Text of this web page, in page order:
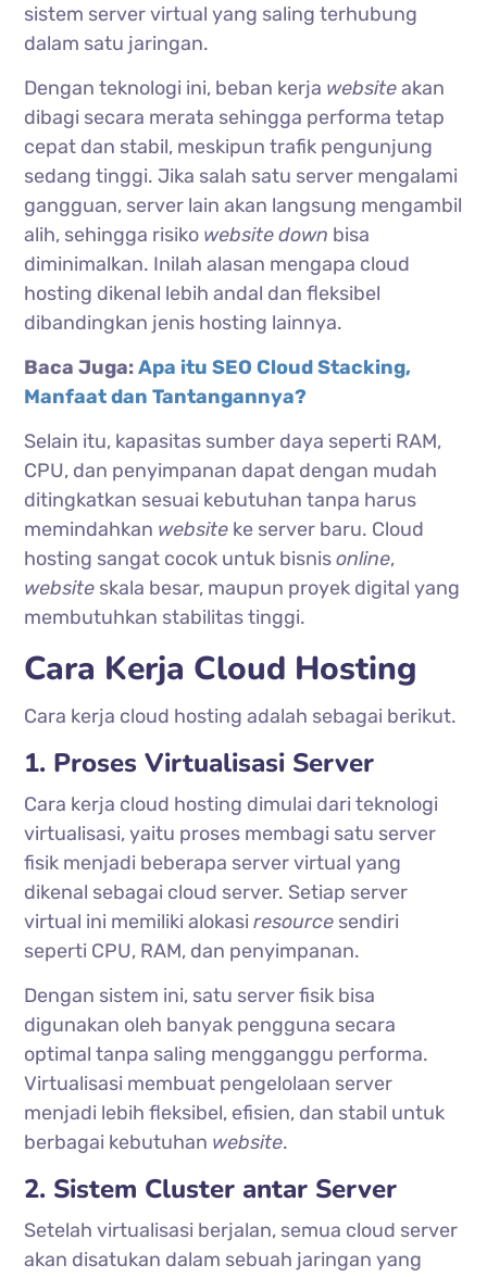
sistem server virtual yang saling terhubung
dalam satu jaringan.
Dengan teknologi ini, beban kerja websiteakan
dibagi secara merata sehingga performa tetap
cepat dan stabil, meskipun trafik pengunjung
sedang tinggi. Jika salah satu server mengalami
gangguan, server lain akan langsung mengambil
alih, sehingga risiko website down bisa
diminimalkan. Inilah alasan mengapa cloud
hosting dikenal lebih andal dan fleksibel
dibandingkan jenis hosting lainnya.
Baca Juga: Apa itu SEO Cloud Stacking,
Manfaat dan Tantangannya?
Selain itu, kapasitas sumber daya seperti RAM,
CPU, dan penyimpanan dapat dengan mudah
ditingkatkan sesuai kebutuhan tanpa harus
memindahkan website ke server baru. Cloud
hosting sangat cocok untuk bisnisonline,
website skala besar, maupun proyek digital yang
membutuhkan stabilitas tinggi.
Cara Kerja Cloud Hosting
Cara kerja cloud hosting adalah sebagai berikut.
1. Proses Virtualisasi Server
Cara kerja cloud hosting dimulai dari teknologi
virtualisasi, yaitu proses membagi satu server
fisik menjadi beberapa server virtual yang
dikenal sebagai cloud server. Setiap server
virtual ini memiliki alokasiresource sendiri
seperti CPU, RAM, dan penyimpanan.
Dengan sistem ini, satu server fisik bisa
digunakan oleh banyak pengguna secara
optimal tanpa saling mengganggu performa.
Virtualisasi membuat pengelolaan server
menjadi lebih fleksibel, efisien, dan stabil untuk
berbagai kebutuhan website.
2. Sistem Cluster antar Server
Setelah virtualisasi berjalan, semua cloud server
akan disatukan dalam sebuah jaringan yang